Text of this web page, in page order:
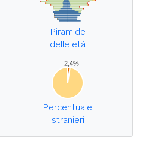
Piramide
delle età
Percentuale
stranieri